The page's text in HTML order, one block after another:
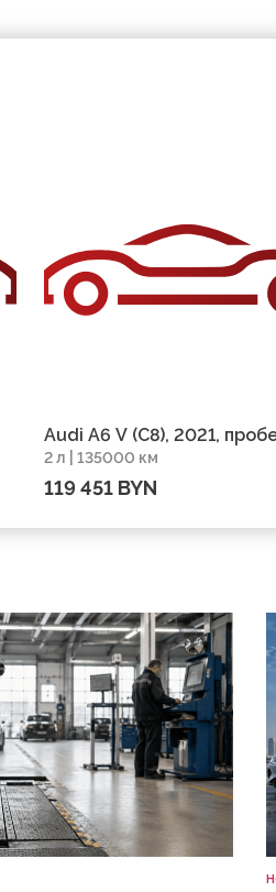
Audi A6 V (C8), 2021,
135000 км
2 л | 135000 км
119 451 BYN